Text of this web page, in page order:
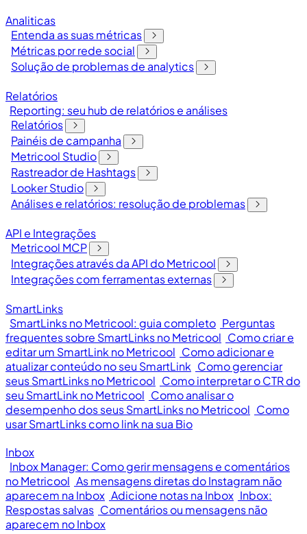
Analiticas
Entenda as suas métricas
Métricas por rede social
Solução de problemas de analytics
Relatórios
Reporting: seu hub de relatórios e análises
Relatórios
Painéis de campanha
Metricool Studio
Rastreador de Hashtags
Looker Studio
Análises e relatórios: resolução de problemas
API e Integrações
Metricool MCP
Integrações através da API do Metricool
Integrações com ferramentas externas
SmartLinks
SmartLinks no Metricool: guia completo Perguntas
frequentes sobre SmartLinks no Metricool Como criar e
editar um SmartLink no Metricool Como adicionar e
atualizar conteúdo no seu SmartLink Como gerenciar
seus SmartLinks no Metricool Como interpretar o CTR do
seu SmartLink no Metricool Como analisar o
desempenho dos seus SmartLinks no Metricool Como
usar SmartLinks como link na sua Bio
Inbox
Inbox Manager: Como gerir mensagens e comentários
no Metricool As mensagens diretas do Instagram não
aparecem na Inbox Adicione notas na Inbox Inbox:
Respostas salvas Comentários ou mensagens não
aparecem no Inbox